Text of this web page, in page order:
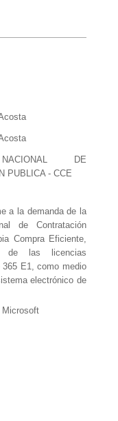
DE
PUBLICA - CCE
a la demanda de la
de Contratación
Compra Eficiente,
de las licencias
E1, como medio
electrónico de
Microsoft